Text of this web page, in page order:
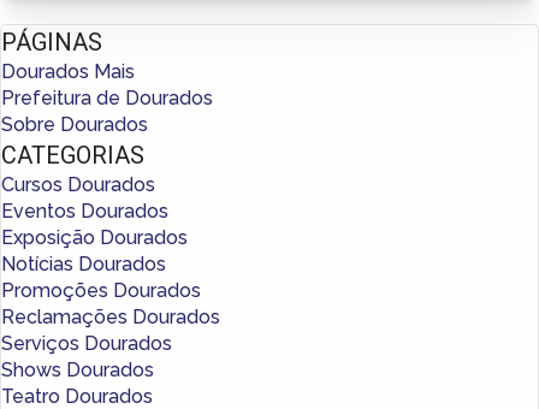
PÁGINAS
Dourados Mais
Prefeitura de Dourados
Sobre Dourados
CATEGORIAS
Cursos Dourados
Eventos Dourados
Exposição Dourados
Notícias Dourados
Promoções Dourados
Reclamações Dourados
Serviços Dourados
Shows Dourados
Teatro Dourados